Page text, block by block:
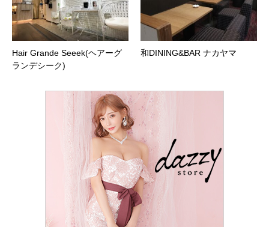
Hair Grande Seeek(ヘアーグ
ランデシーク)
和DINING&BAR ナカヤマ